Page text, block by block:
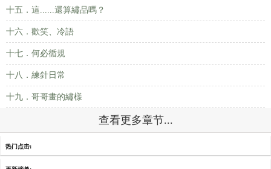
十五．這......還算繡品嗎？
十六．歡笑、冷語
十七．何必循規
十八．練針日常
十九．哥哥畫的繡樣
查看更多章节...
热门点击: